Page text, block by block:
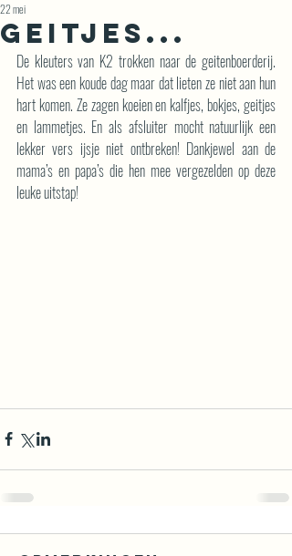
Geitjes...
22 mei
De kleuters van K2 trokken naar de geitenboerderij.
Het was een koude dag maar dat lieten ze niet aan hun
hart komen. Ze zagen koeien en kalfjes, bokjes, geitjes
en lammetjes. En als afsluiter mocht natuurlijk een
lekker vers ijsje niet ontbreken! Dankjewel aan de
mama’s en papa’s die hen mee vergezelden op deze
leuke uitstap!